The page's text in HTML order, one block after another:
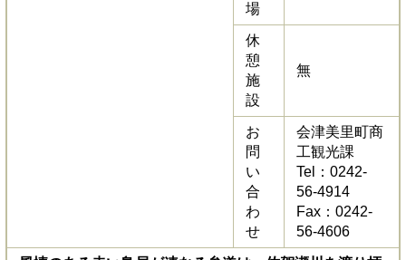
場
休
憩
施
設
無
お
問
い
合
わ
せ
会津美里町商
工観光課
Tel：0242-
56-4914
Fax：0242-
56-4606